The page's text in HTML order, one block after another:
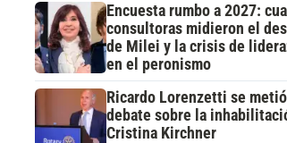
Encuesta rumbo a 2027:
consultoras midieron el
de Milei y la crisis de
en el peronismo
Ricardo Lorenzetti se metió
debate sobre la
Cristina Kirchner